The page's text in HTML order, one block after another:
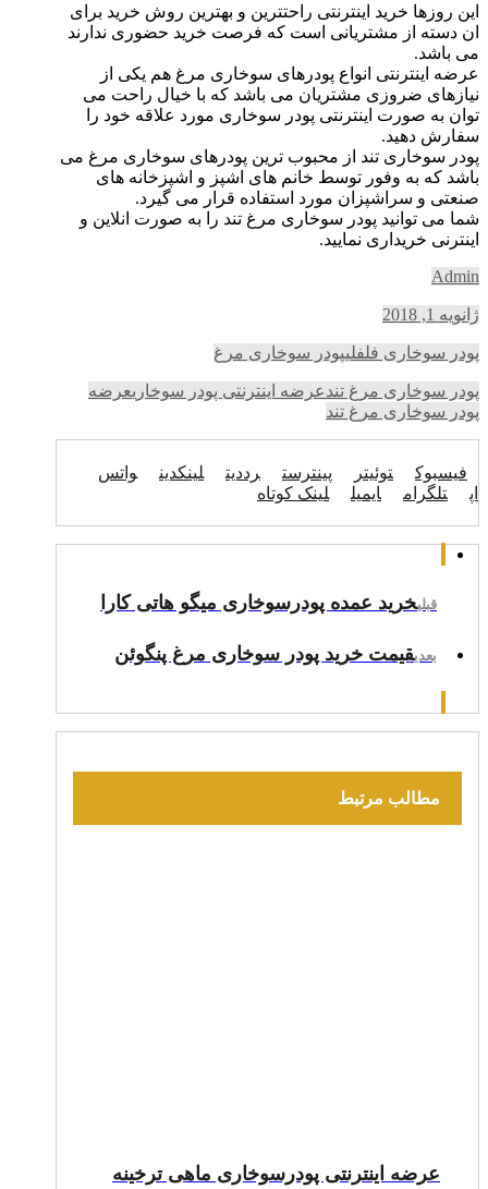
این روزها خرید اینترنتی راحتترین و بهترین روش خرید برای
ان دسته از مشتریانی است که فرصت خرید حضوری ندارند
می باشد.
عرضه اینترنتی انواع پودرهای سوخاری مرغ هم یکی از
نیازهای ضروزی مشتریان می باشد که با خیال راحت می
توان به صورت اینترنتی پودر سوخاری مورد علاقه خود را
سفارش دهید.
پودر سوخاری تند از محبوب ترین پودرهای سوخاری مرغ می
باشد که به وفور توسط خانم های اشپز و اشپزخانه های
صنعتی و سراشپزان مورد استفاده قرار می گیرد.
شما می توانید پودر سوخاری مرغ تند را به صورت انلاین و
اینترنی خریداری نمایید.
Admin
ژانویه 1, 2018
پودر سوخاری فلفلیپودر سوخاری مرغ
پودر سوخاری مرغ تندعرضه اینترنتی پودر سوخاریعرضه
پودر سوخاری مرغ تند
فیسبوک توئیتر پینترست رددیت لینکدین
واتس
اپ
تلگرام ایمیل لینک کوتاه
قبلیخرید عمده پودرسوخاری میگو هاتی کارا
بعدیقیمت خرید پودر سوخاری مرغ پنگوئن
مطالب مرتبط
عرضه اینترنتی پودرسوخاری ماهی ترخینه